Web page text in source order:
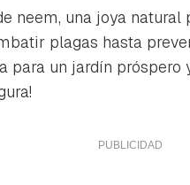
neem, una joya
plagas hasta
para un jardín próspero